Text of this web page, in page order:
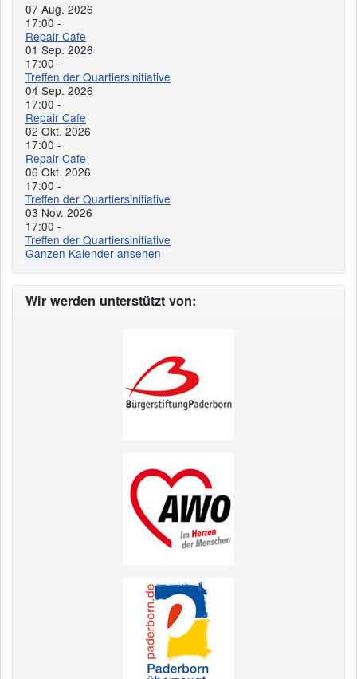
07 Aug. 2026
17:00 -
Repair Cafe
01 Sep. 2026
17:00 -
Treffen der Quartiersinitiative
04 Sep. 2026
17:00 -
Repair Cafe
02 Okt. 2026
17:00 -
Repair Cafe
06 Okt. 2026
17:00 -
Treffen der Quartiersinitiative
03 Nov. 2026
17:00 -
Treffen der Quartiersinitiative
Ganzen Kalender ansehen
Wir werden unterstützt von: